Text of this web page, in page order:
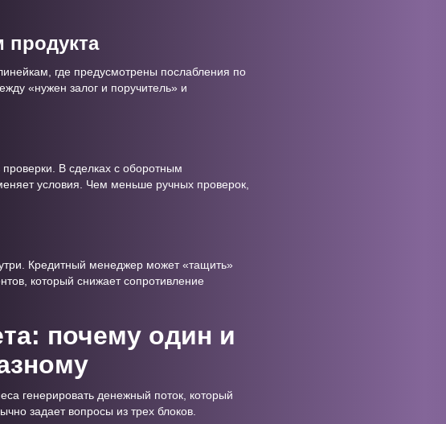
где предусмотрены послабления по
«нужен залог и поручитель» и
В сделках с оборотным
условия. Чем меньше ручных проверок,
Кредитный менеджер может «тащить»
который снижает сопротивление
почему один и
генерировать денежный поток, который
задает вопросы из трех блоков.